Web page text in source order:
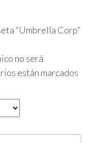
“Umbrella Corp”
no será
están marcados